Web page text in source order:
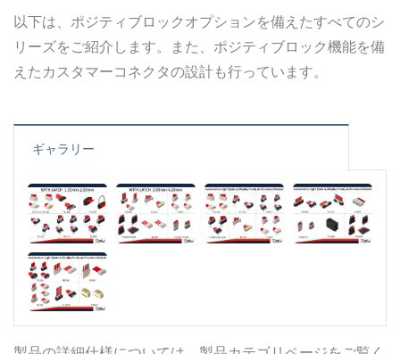
以下は、ポジティブロックオプションを備えたすべてのシ
リーズをご紹介します。また、ポジティブロック機能を備
えたカスタマーコネクタの設計も行っています。
ギャラリー